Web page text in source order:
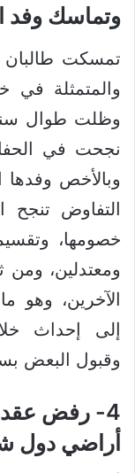
وتماسك وفد
تمسكت طالبان
والمتمثلة
وظلت طوال
نجحت في
وبالأخص
التفاوض
خصومها،
ومعتدلين، ومن
الآخرين، وهو
إلى إحداث
وقبول البعض
4- رفض
أراضي دول